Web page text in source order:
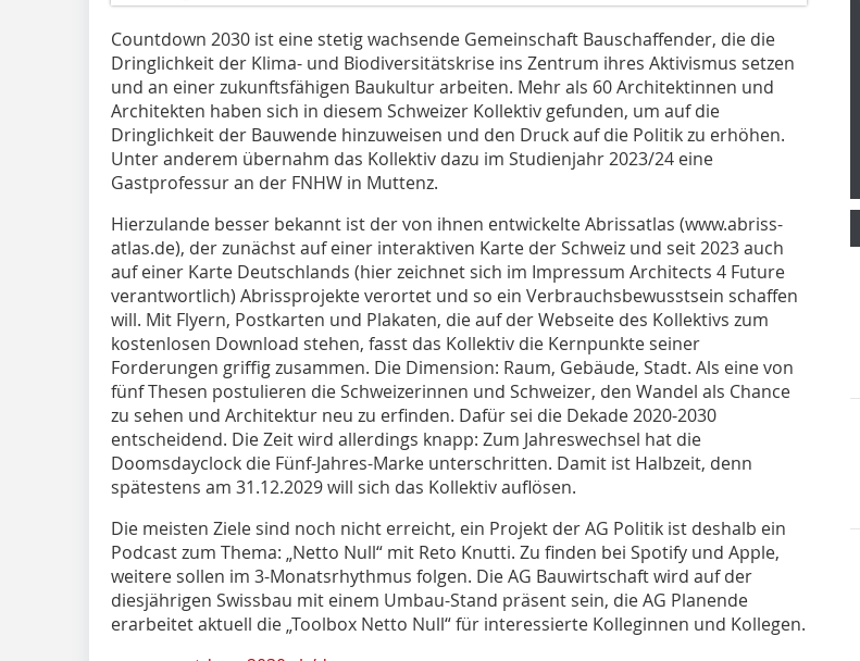
Countdown 2030 ist eine stetig wachsende Gemeinschaft Bauschaffender, die die
Dringlichkeit der Klima- und Biodiversitätskrise ins Zentrum ihres Aktivismus setzen
und an einer zukunftsfähigen Baukultur arbeiten. Mehr als 60 Architektinnen und
Architekten haben sich in diesem Schweizer Kollektiv gefunden, um auf die
Dringlichkeit der Bauwende hinzuweisen und den Druck auf die Politik zu erhöhen.
Unter anderem übernahm das Kollektiv dazu im Studienjahr 2023/24 eine
Gastprofessur an der FNHW in Muttenz.
Hierzulande besser bekannt ist der von ihnen entwickelte Abrissatlas (www.abriss-
atlas.de), der zunächst auf einer interaktiven Karte der Schweiz und seit 2023 auch
auf einer Karte Deutschlands (hier zeichnet sich im Impressum Architects 4 Future
verantwortlich) Abrissprojekte verortet und so ein Verbrauchsbewusstsein schaffen
will. Mit Flyern, Postkarten und Plakaten, die auf der Webseite des Kollektivs zum
kostenlosen Download stehen, fasst das Kollektiv die Kernpunkte seiner
Forderungen griffig zusammen. Die Dimension: Raum, Gebäude, Stadt. Als eine von
fünf Thesen postulieren die Schweizerinnen und Schweizer, den Wandel als Chance
zu sehen und Architektur neu zu erfinden. Dafür sei die Dekade 2020-2030
entscheidend. Die Zeit wird allerdings knapp: Zum Jahreswechsel hat die
Doomsdayclock die Fünf-Jahres-Marke unterschritten. Damit ist Halbzeit, denn
spätestens am 31.12.2029 will sich das Kollektiv auflösen.
Die meisten Ziele sind noch nicht erreicht, ein Projekt der AG Politik ist deshalb ein
Podcast zum Thema: „Netto Null“ mit Reto Knutti. Zu finden bei Spotify und Apple,
weitere sollen im 3-Monatsrhythmus folgen. Die AG Bauwirtschaft wird auf der
diesjährigen Swissbau mit einem Umbau-Stand präsent sein, die AG Planende
erarbeitet aktuell die „Toolbox Netto Null“ für interessierte Kolleginnen und Kollegen.